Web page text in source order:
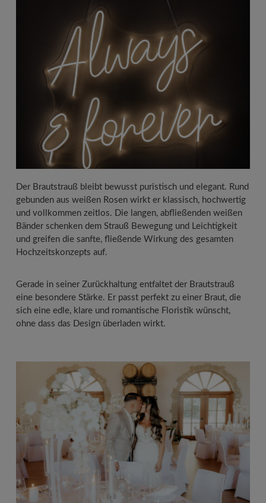
Der Brautstrauß bleibt bewusst puristisch und elegant. Rund
gebunden aus weißen Rosen wirkt er klassisch, hochwertig
und vollkommen zeitlos. Die langen, abfließenden weißen
Bänder schenken dem Strauß Bewegung und Leichtigkeit
und greifen die sanfte, fließende Wirkung des gesamten
Hochzeitskonzepts auf.
Gerade in seiner Zurückhaltung entfaltet der Brautstrauß
eine besondere Stärke. Er passt perfekt zu einer Braut, die
sich eine edle, klare und romantische Floristik wünscht,
ohne dass das Design überladen wirkt.